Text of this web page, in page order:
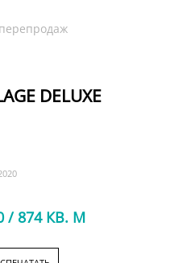
DELUXE
/ 874 КВ. М